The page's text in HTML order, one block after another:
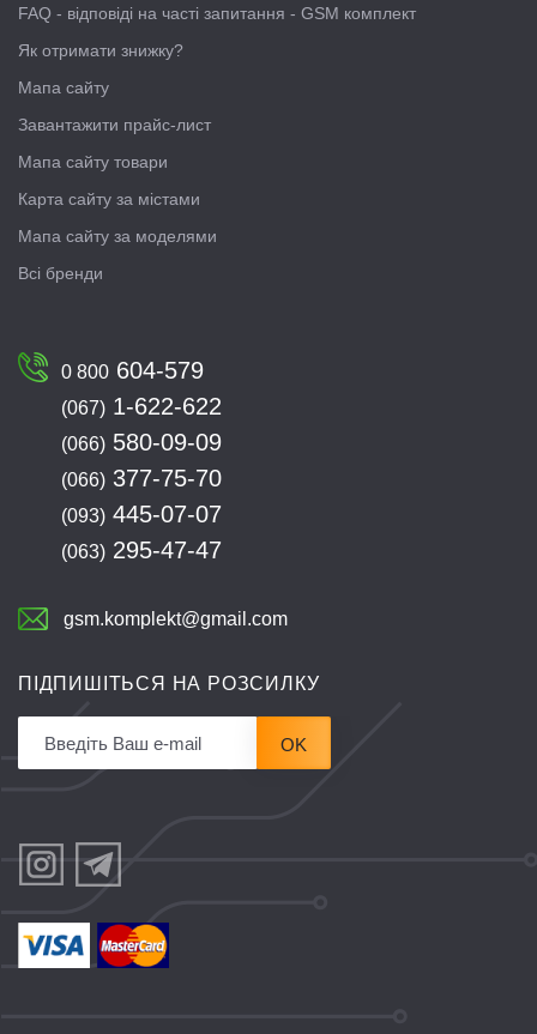
FAQ - відповіді на часті запитання - GSM комплект
Як отримати знижку?
Мапа сайту
Завантажити прайс-лист
Мапа сайту товари
Карта сайту за містами
Мапа сайту за моделями
Всі бренди
0 800 604-579
(067) 1-622-622
(066) 580-09-09
(066) 377-75-70
(093) 445-07-07
(063) 295-47-47
gsm.komplekt@gmail.com
ПІДПИШІТЬСЯ НА РОЗСИЛКУ
OK